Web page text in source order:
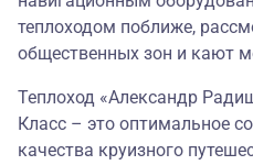
теплоходом поближе,
общественных зон и кают
Теплоход «Александр
Класс – это оптимальное
качества круизного